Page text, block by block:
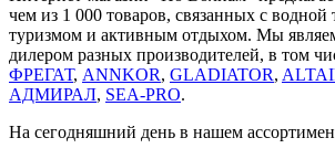
чем из 1 000 товаров, связанных с водной
туризмом и активным отдыхом. Мы
дилером разных производителей, в том
ФРЕГАТ, ANNKOR, GLADIATOR,
АДМИРАЛ, SEA-PRO.
На сегодняшний день в нашем